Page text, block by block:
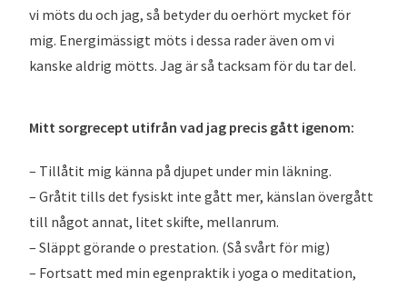
vi möts du och jag, så betyder du oerhört mycket för
mig. Energimässigt möts i dessa rader även om vi
kanske aldrig mötts. Jag är så tacksam för du tar del.
Mitt sorgrecept utifrån vad jag precis gått igenom:
– Tillåtit mig känna på djupet under min läkning.
– Gråtit tills det fysiskt inte gått mer, känslan övergått
till något annat, litet skifte, mellanrum.
– Släppt görande o prestation. (Så svårt för mig)
– Fortsatt med min egenpraktik i yoga o meditation,